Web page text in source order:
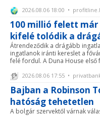
2026.08.06 18:00 •
100 millió felett már
kifelé tolódik a
Átrendeződik a drágább
ingatlanok iránti kereslet a
felé fordul. A Duna House első
2026.08.06 17:55 •
Bajban a Robinson
hatóság tehetetlen
A bolgár szervektől várnak